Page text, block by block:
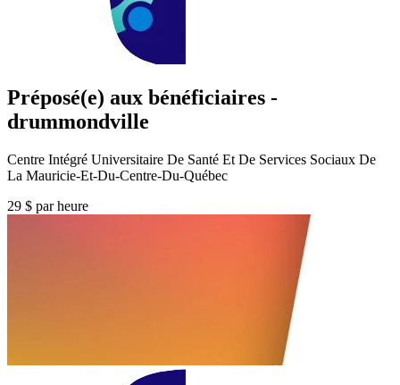
Préposé(e) aux bénéficiaires -
drummondville
Centre Intégré Universitaire De Santé Et De Services Sociaux De
La Mauricie-Et-Du-Centre-Du-Québec
29 $ par heure